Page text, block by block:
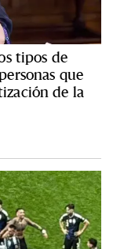
tipos de
que
de la